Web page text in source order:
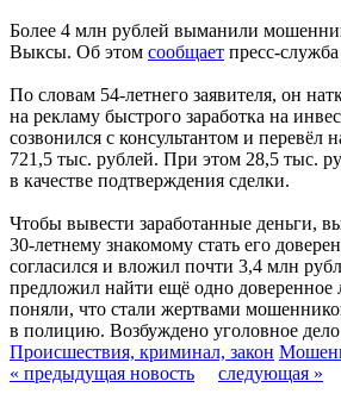
Более 4 млн рублей выманили
Выксы. Об этом сообщает пресс-
По словам 54-летнего заявителя, он
на рекламу быстрого заработка на
созвонился с консультантом и перевёл
721,5 тыс. рублей. При этом 28,5 тыс.
в качестве подтверждения сделки.
Чтобы вывести заработанные деньги,
30-летнему знакомому стать его
согласился и вложил почти 3,4 млн
предложил найти ещё одно
поняли, что стали жертвами
в полицию. Возбуждено уголовное
Происшествия, криминал, закон
« предыдущая новость
следующая »